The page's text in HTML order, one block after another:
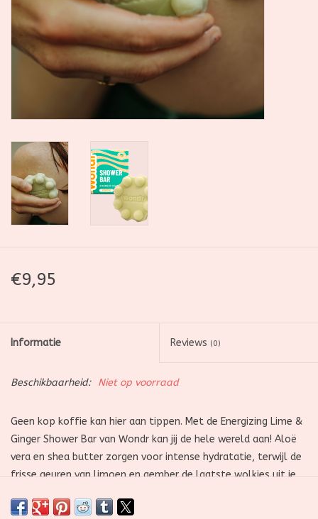
Workshops
Furry Friends
€9,95
Informatie Reviews (0)
Beschikbaarheid: Niet op voorraad
Geen kop koffie kan hier aan tippen. Met de Energizing Lime &
Ginger Shower Bar van Wondr kan jij de hele wereld aan! Aloë
vera en shea butter zorgen voor intense hydratatie, terwijl de
frisse geuren van limoen en gember de laatste wolkjes uit je